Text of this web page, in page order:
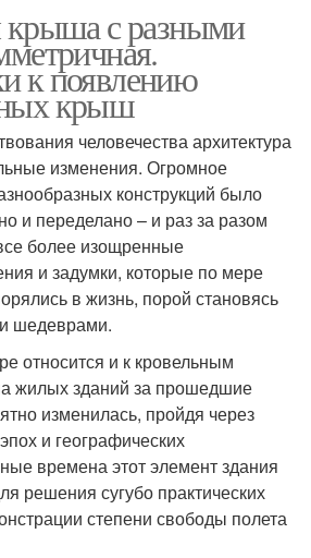
крыша с разными
к появлению
крыш
человечества архитектура
изменения. Огромное
конструкций было
и переделано – и раз за разом
более изощренные
и задумки, которые по мере
в жизнь, порой становясь
шедеврами.
относится и к кровельным
жилых зданий за прошедшие
изменилась, пройдя через
и географических
времена этот элемент здания
решения сугубо практических
степени свободы полета